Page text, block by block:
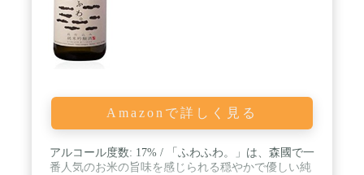
Amazonで詳しく見る
アルコール度数: 17% / 「ふわふわ。」は、森國で一
番人気のお米の旨味を感じられる穏やかで優しい純